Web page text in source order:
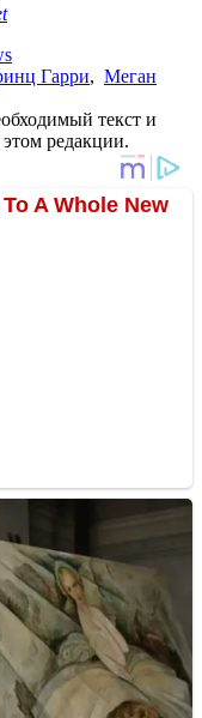
Гарри, Меган
текст и
редакции.